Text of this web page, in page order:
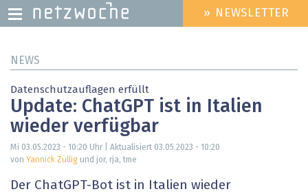
zum
HEADER
MENU
» NEWSLETTER
NEWS
Datenschutzauflagen erfüllt
Update: ChatGPT ist in Italien
wieder verfügbar
Mi 03.05.2023 - 10:20 Uhr | Aktualisiert 03.05.2023 - 10:20
von Yannick Züllig und jor, rja, tme
Der ChatGPT-Bot ist in Italien wieder